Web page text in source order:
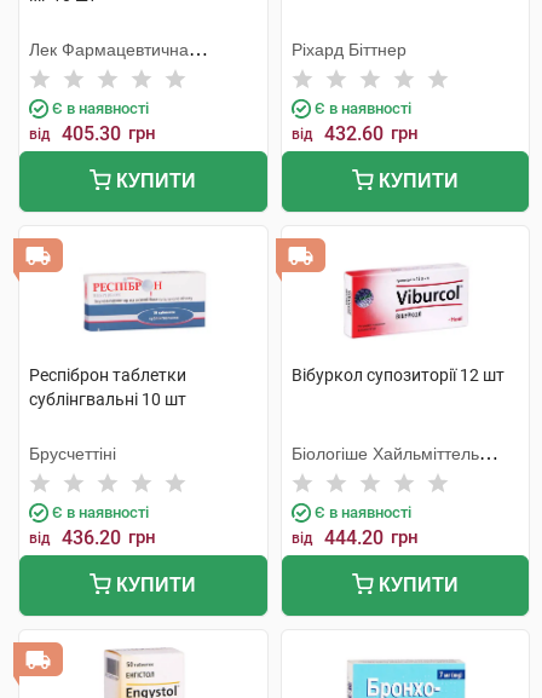
Лек Фармацевтична
компанія
Є в наявності
від 405.30 грн
КУПИТИ
Ріхард Біттнер
Є в наявності
від 432.60 грн
КУПИТИ
Респіброн таблетки
сублінгвальні 10 шт
Брусчеттіні
Є в наявності
від 436.20 грн
КУПИТИ
Вібуркол супозиторії 12 шт
Біологіше Хайльміттель
Хеель
Є в наявності
від 444.20 грн
КУПИТИ